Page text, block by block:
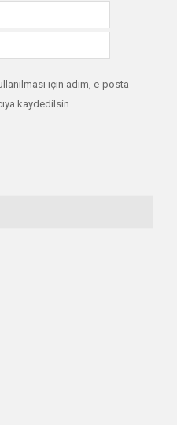
için adım, e-posta
kaydedilsin.